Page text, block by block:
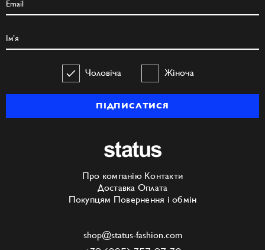
Чоловіча Жіноча
ПІДПИСАТИСЯ
Про компанію Контакти
Доставка Оплата
Покупцям Повернення і обмін
shop@status-fashion.com